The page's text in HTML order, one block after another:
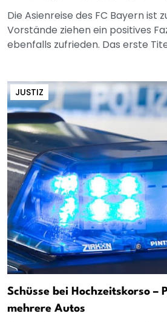
Die Asienreise des FC Bayern ist
Vorstände ziehen ein positives
ebenfalls zufrieden. Das erste
JUSTIZ
Schüsse bei Hochzeitskorso –
mehrere Autos